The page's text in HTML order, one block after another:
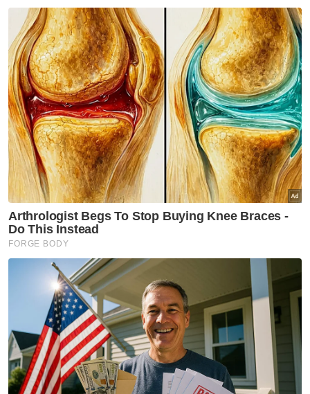
percubaannya berjaya diselamatkan Ahmad
Syihan Hazmi.
Artikel Berkaitan:
ACLE: Satu mata berharga buat Shanghai Port FC
ACLE: Shanghai Port FC optimis raih tiga mata
KRW, Seoul Phoenix terikat tanpa jaringan
Kesebelasan JDT ketika berdepan Shanghai Port FC pada aksi
Liga ACLE di Stadium Sultan Ibrahim, Iskandar Puteri pada
Selasa. - Foto Johor Southern Tigers